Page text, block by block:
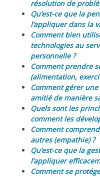
résolution de
Qu’est-ce que la
l’appliquer dans la
Comment bien
technologies au
personnelle ?
Comment prendre
(alimentation,
Comment gérer
amitié de manière
Quels sont les
comment les
Comment
autres (empathie) ?
Qu’est-ce que la
l’appliquer
Comment se